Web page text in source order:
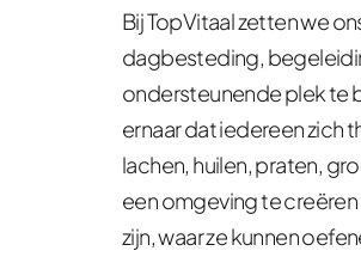
Bij TopVitaal zetten we
dagbesteding,
ondersteunende plek te
ernaar dat iedereen zich
lachen, huilen, praten,
een omgeving te
zijn, waar ze kunnen